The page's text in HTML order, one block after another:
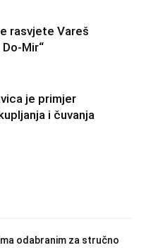
rasvjete Vareš
Mir“
je primjer
i čuvanja
odabranim za stručno